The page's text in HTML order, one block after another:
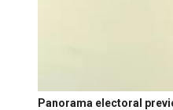
Panorama electoral